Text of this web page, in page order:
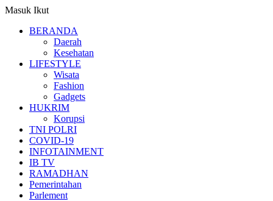
Masuk Ikut
BERANDA
Daerah
Kesehatan
LIFESTYLE
Wisata
Fashion
Gadgets
HUKRIM
Korupsi
TNI POLRI
COVID-19
INFOTAINMENT
IB TV
RAMADHAN
Pemerintahan
Parlement